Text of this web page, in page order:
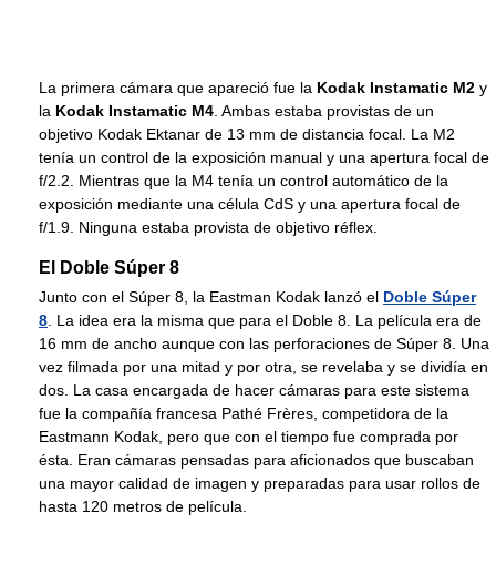
La primera cámara que apareció fue la Kodak Instamatic M2 y
la Kodak Instamatic M4. Ambas estaba provistas de un
objetivo Kodak Ektanar de 13 mm de distancia focal. La M2
tenía un control de la exposición manual y una apertura focal de
f/2.2. Mientras que la M4 tenía un control automático de la
exposición mediante una célula CdS y una apertura focal de
f/1.9. Ninguna estaba provista de objetivo réflex.
El Doble Súper 8
Junto con el Súper 8, la Eastman Kodak lanzó el Doble Súper
8. La idea era la misma que para el Doble 8. La película era de
16 mm de ancho aunque con las perforaciones de Súper 8. Una
vez filmada por una mitad y por otra, se revelaba y se dividía en
dos. La casa encargada de hacer cámaras para este sistema
fue la compañía francesa Pathé Frères, competidora de la
Eastmann Kodak, pero que con el tiempo fue comprada por
ésta. Eran cámaras pensadas para aficionados que buscaban
una mayor calidad de imagen y preparadas para usar rollos de
hasta 120 metros de película.